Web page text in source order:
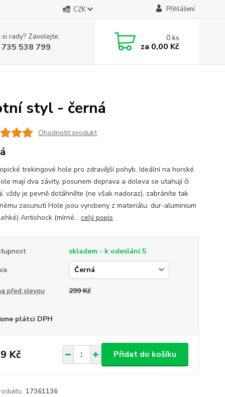
CZK Přihlášení
rady? Zavolejte.
538 799
0ks
za 0,00 Kč
styl - černá
Ohodnotit produkt
trekingové hole pro zdravější pohyb. Ideální na horské
mají dva závity, posunem doprava a doleva se utahují či
vždy je pevně dotáhněte (ne však nadoraz), zabráníte tak
zasunutí Hole jsou vyrobeny z materiálu: dur-aluminium
Antishock (mírné... celý popis
skladem - k odeslání 5
před slevou 299 Kč
plátci DPH
Kč Přidat do košíku
17361136